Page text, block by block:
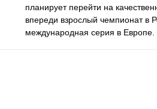
планирует перейти на
впереди взрослый чемпионат в
международная серия в Европе.